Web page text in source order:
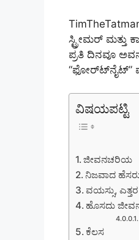
ಸ್ಟ್ರೀಮರ್ ಮತ್ತು
ಪ್ರತಿ ದಿನವೂ ಅವನ
“ಫೋರ್‌ಟ್‌ನೈಟ್‌”
ವಿಷಯಪಟ್ಟಿ
ಜೀವನಚರಿಯ
ನಿಜವಾದ
ವಯಸ್ಸು,
ಹೊಸದು
ಕೆಲಸ